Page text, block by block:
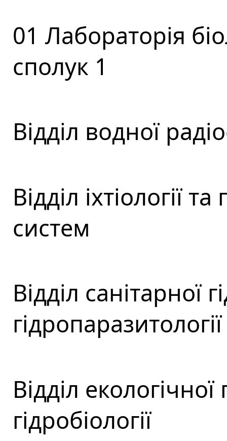
01 Лабораторія
сполук 1
Відділ водної
Відділ іхтіології
систем
Відділ санітарної
гідропаразитології
Відділ екологічної
гідробіології